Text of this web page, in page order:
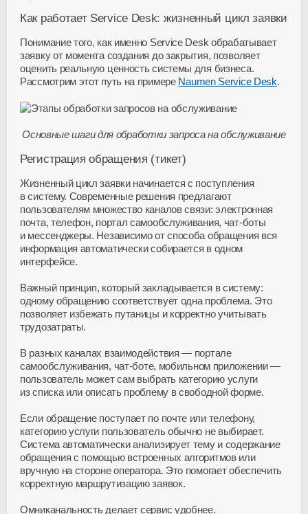
Как работает Service Desk: жизненный цикл заявки
Понимание того, как именно Service Desk обрабатывает
заявку от момента создания до закрытия, позволяет
оценить реальную ценность системы для бизнеса.
Рассмотрим этот путь на примере Naumen Service Desk.
Основные шаги для обработки запроса на обслуживание
Регистрация обращения (тикет)
Жизненный цикл заявки начинается с поступления
в систему. Современные решения предлагают
пользователям множество каналов связи: электронная
почта, телефон, портал самообслуживания, чат-боты
и мессенджеры. Независимо от способа обращения вся
информация автоматически собирается в одном
интерфейсе.
Важный принцип, который закладывается в систему:
одному обращению соответствует одна проблема. Это
позволяет избежать путаницы и корректно учитывать
трудозатраты.
В разных каналах взаимодействия — портале
самообслуживания, чат-боте, мобильном приложении —
пользователь может сам выбрать категорию услуги
из списка или описать проблему в свободной форме.
Если обращение поступает по почте или телефону,
категорию услуги пользователь обычно не выбирает.
Система автоматически анализирует тему и содержание
обращения с помощью встроенных алгоритмов или
вручную на стороне оператора. Это помогает обеспечить
корректную маршрутизацию заявок.
Омниканальность делает сервис удобнее.